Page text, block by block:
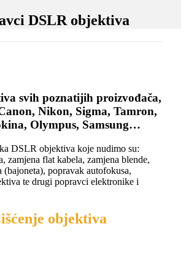
DSLR objektiva
svih poznatijih proizvođača,
Nikon, Sigma, Tamron,
Olympus, Samsung…
DSLR objektiva koje nudimo su:
zamjena flat kabela, zamjena blende,
(bajoneta), popravak autofokusa,
te drugi popravci elektronike i
objektiva